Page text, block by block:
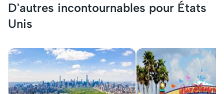
D'autres incontournables pour États
Unis